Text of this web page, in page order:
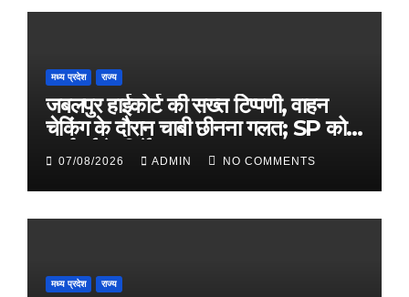
मध्य प्रदेश राज्य
जबलपुर हाईकोर्ट की सख्त टिप्पणी, वाहन
चेकिंग के दौरान चाबी छीनना गलत; SP को
कार्रवाई के निर्देश
07/08/2026 ADMIN NO COMMENTS
मध्य प्रदेश राज्य